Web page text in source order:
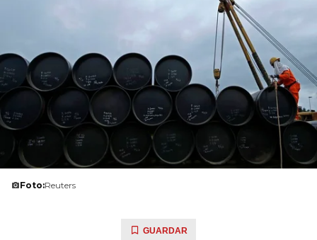
Foto:Reuters
GUARDAR